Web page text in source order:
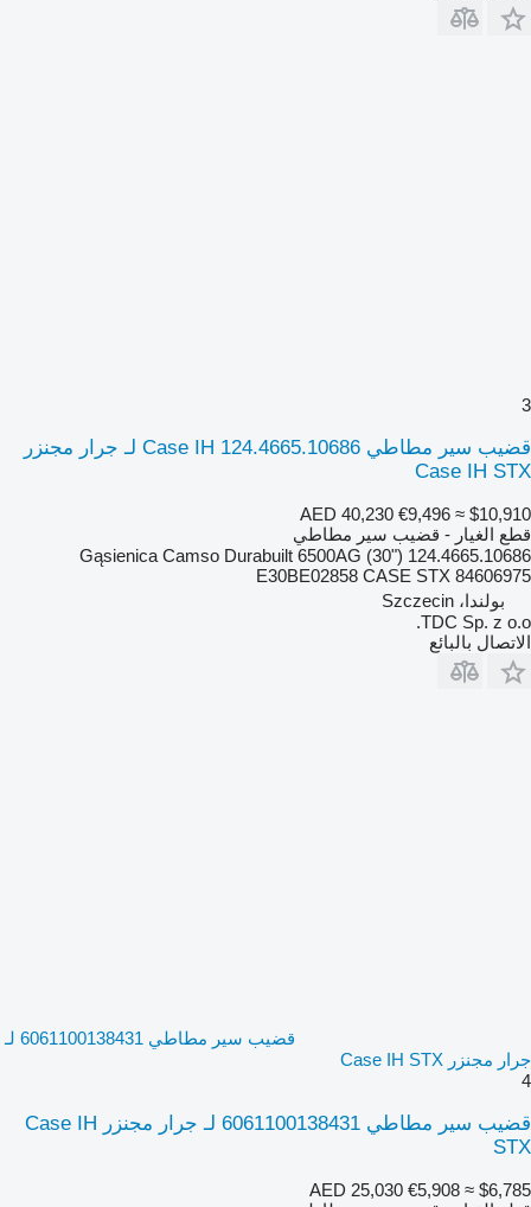
3
قضيب سير مطاطي Case IH 124.4665.10686 لـ جرار مجنزر
Case IH STX
AED 40,230 €9,496 ≈ $10,910
قطع الغيار - قضيب سير مطاطي
124.4665.10686 Gąsienica Camso Durabuilt 6500AG (30")
E30BE02858 CASE STX 84606975
بولندا، Szczecin
TDC Sp. z o.o.
الاتصال بالبائع
قضيب سير مطاطي 6061100138431 لـ
جرار مجنزر Case IH STX
4
قضيب سير مطاطي 6061100138431 لـ جرار مجنزر Case IH
STX
AED 25,030 €5,908 ≈ $6,785